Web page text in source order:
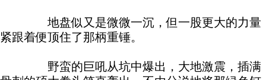
地盘似又是微微一沉，但一股更大的力量
紧跟着便顶住了那柄重锤。
野蛮的巨吼从坑中爆出，大地激震，插满